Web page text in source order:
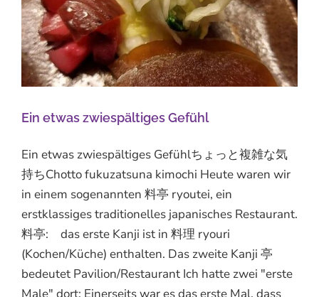
Ein etwas zwiespältiges Gefühl
Ein etwas zwiespältiges Gefühlちょっと複雑な気
持ちChotto fukuzatsuna kimochi Heute waren wir
in einem sogenannten 料亭 ryoutei, ein
erstklassiges traditionelles japanisches Restaurant.
料亭: das erste Kanji ist in 料理 ryouri
(Kochen/Küche) enthalten. Das zweite Kanji 亭
bedeutet Pavilion/Restaurant Ich hatte zwei "erste
Male" dort: Einerseits war es das erste Mal, dass